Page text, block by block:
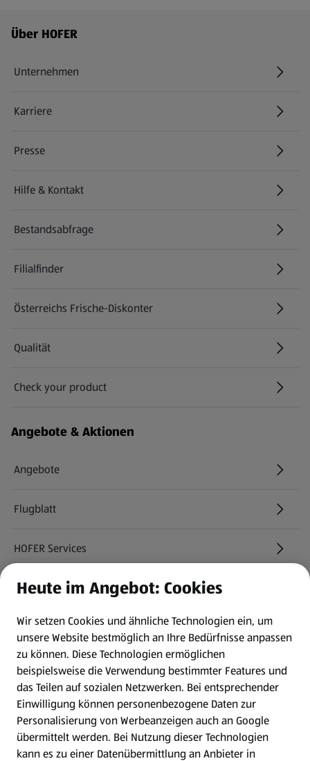
Fußzeilenmenü - weitere Links
Über HOFER
Unternehmen
Karriere
(öffnet in einem neuen Tab)
Presse
Hilfe & Kontakt
(öffnet in einem neuen Tab)
Bestandsabfrage
(öffnet in einem neuen Tab)
Filialfinder
Österreichs Frische-Diskonter
Qualität
Check your product
(öffnet in einem neuen Tab)
Angebote & Aktionen
Angebote
Flugblatt
HOFER Services
Newsletter
WhatsApp
Gewinnspiele
Mein HOFER. Meine Einkäufe.
Meine Meinung. Mein HOFER.
Heute im Angebot: Cookies
Wir setzen Cookies und ähnliche Technologien ein, um
unsere Website bestmöglich an Ihre Bedürfnisse anpassen
zu können. Diese Technologien ermöglichen
beispielsweise die Verwendung bestimmter Features und
das Teilen auf sozialen Netzwerken. Bei entsprechender
Einwilligung können personenbezogene Daten zur
Personalisierung von Werbeanzeigen auch an Google
übermittelt werden. Bei Nutzung dieser Technologien
kann es zu einer Datenübermittlung an Anbieter in